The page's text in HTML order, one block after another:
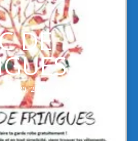
DE
Mar 20, 2019